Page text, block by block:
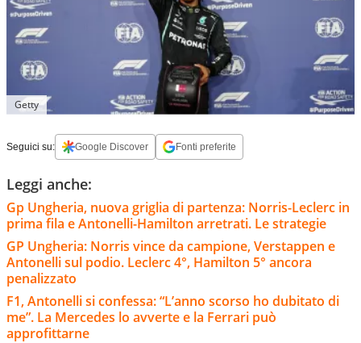
Getty
Seguici su: Google Discover Fonti preferite
Leggi anche:
Gp Ungheria, nuova griglia di partenza: Norris-Leclerc in
prima fila e Antonelli-Hamilton arretrati. Le strategie
GP Ungheria: Norris vince da campione, Verstappen e
Antonelli sul podio. Leclerc 4°, Hamilton 5° ancora
penalizzato
F1, Antonelli si confessa: “L’anno scorso ho dubitato di
me”. La Mercedes lo avverte e la Ferrari può
approfittarne